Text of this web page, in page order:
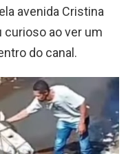
avenida Cristina
curioso ao ver um
do canal.